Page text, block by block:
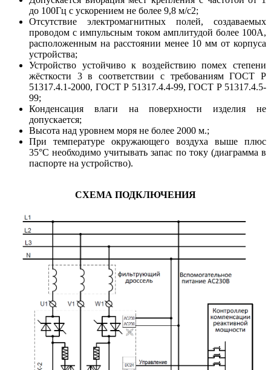
до 100Гц с ускорением не более 9,8 м/с2;
Отсутствие электромагнитных полей, создаваемых
проводом с импульсным током амплитудой более 100А,
расположенным на расстоянии менее 10 мм от корпуса
устройства;
Устройство устойчиво к воздействию помех степени
жёсткости 3 в соответствии с требованиям ГОСТ Р
51317.4.1-2000, ГОСТ Р 51317.4.4-99, ГОСТ Р 51317.4.5-
99;
Конденсация влаги на поверхности изделия не
допускается;
Высота над уровнем моря не более 2000 м.;
При температуре окружающего воздуха выше плюс
35°С необходимо учитывать запас по току (диаграмма в
паспорте на устройство).
СХЕМА ПОДКЛЮЧЕНИЯ